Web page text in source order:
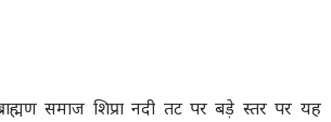
समाज शिप्रा नदी तट पर बड़े स्तर पर यह